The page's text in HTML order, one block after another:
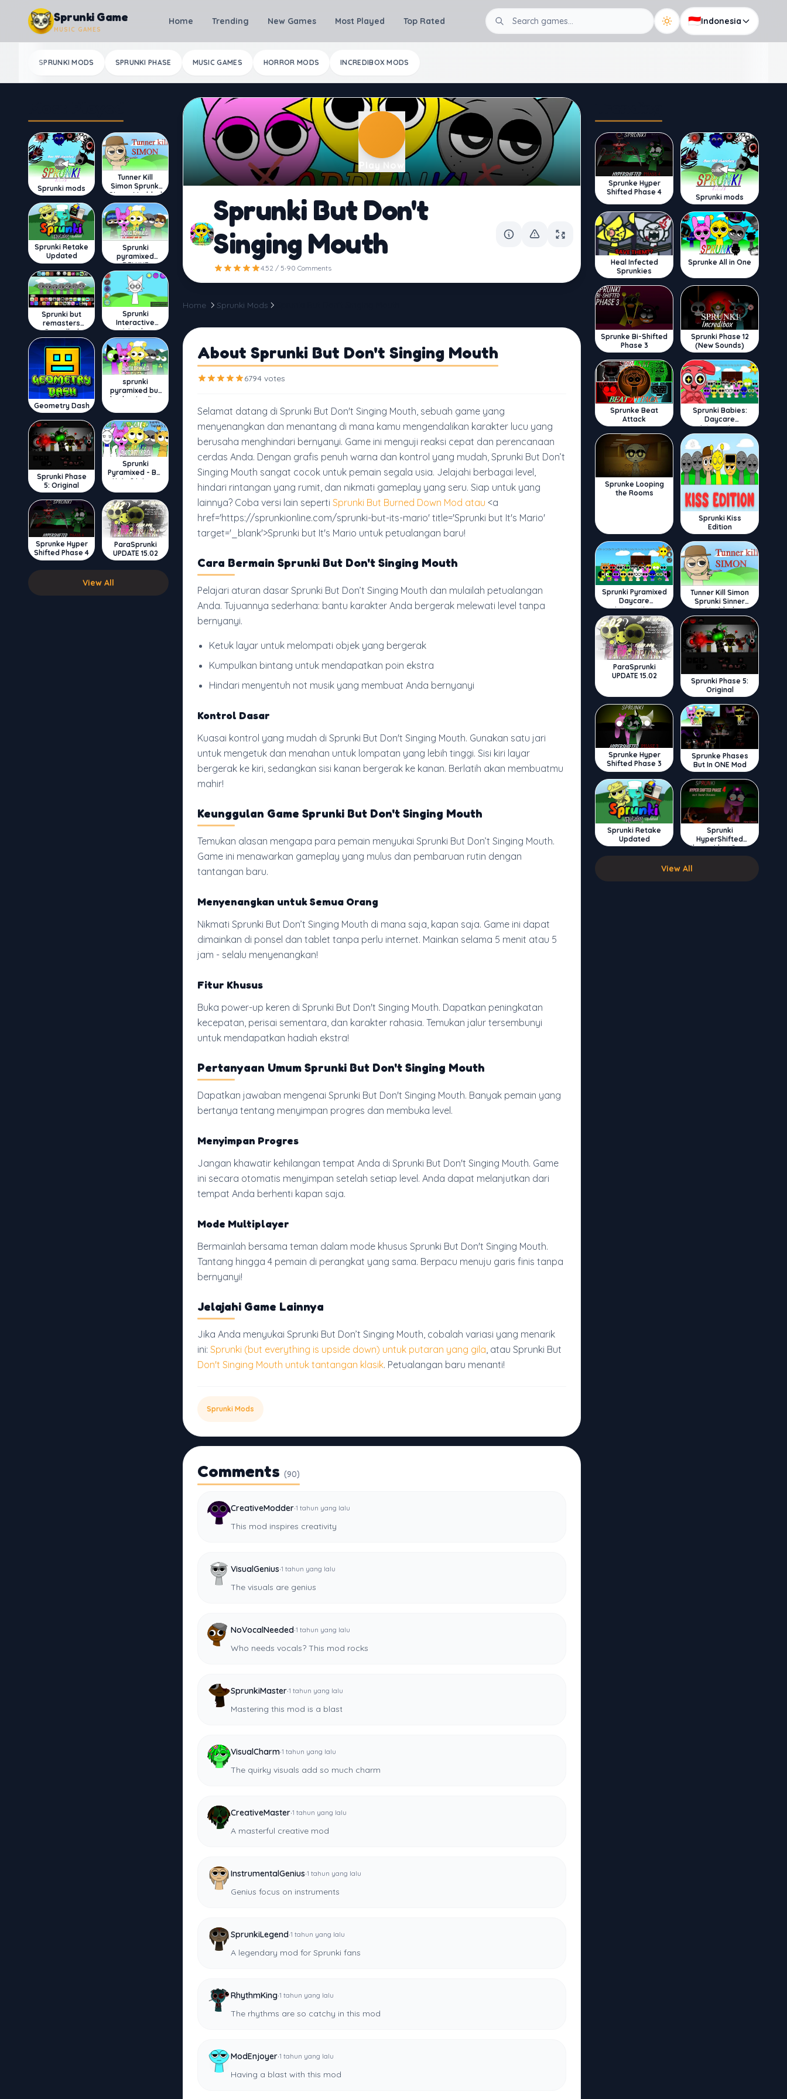
Skip to content
Sprunki Game
MUSIC GAMES
Home Trending New Games Most Played Top Rated 🇮🇩Indonesia
SPRUNKI MODS SPRUNKI PHASE MUSIC GAMES HORROR MODS INCREDIBOX MODS
Sprunki mods
Tunner Kill
Simon Sprunki
Sinner Modded
Sprunki Retake
Updated
Sprunki
pyramixed
DELUXE
Sprunki but
remasters
Cancelled
Sprunki
Interactive
Wenda
Geometry Dash
sprunki
pyramixed but
broker is alive
Sprunki Phase
5: Original
Sprunki
Pyramixed - But
Upin & Ipin oc
Sprunke Hyper
Shifted Phase 4
ParaSprunki
UPDATE 15.02
View All
Play Now
Sprunki But Don't
Singing Mouth
4.52 / 5·90 Comments
Home Sprunki Mods
About Sprunki But Don't Singing Mouth
6794 votes
Selamat datang di Sprunki But Don't Singing Mouth, sebuah game yang
menyenangkan dan menantang di mana kamu mengendalikan karakter lucu yang
berusaha menghindari bernyanyi. Game ini menguji reaksi cepat dan perencanaan
cerdas Anda. Dengan grafis penuh warna dan kontrol yang mudah, Sprunki But Don’t
Singing Mouth sangat cocok untuk pemain segala usia. Jelajahi berbagai level,
hindari rintangan yang rumit, dan nikmati gameplay yang seru. Siap untuk yang
lainnya? Coba versi lain seperti Sprunki But Burned Down Mod atau <a
href='https://sprunkionline.com/sprunki-but-its-mario' title='Sprunki but It's Mario'
target='_blank'>Sprunki but It's Mario untuk petualangan baru!
Cara Bermain Sprunki But Don't Singing Mouth
Pelajari aturan dasar Sprunki But Don’t Singing Mouth dan mulailah petualangan
Anda. Tujuannya sederhana: bantu karakter Anda bergerak melewati level tanpa
bernyanyi.
Ketuk layar untuk melompati objek yang bergerak
Kumpulkan bintang untuk mendapatkan poin ekstra
Hindari menyentuh not musik yang membuat Anda bernyanyi
Kontrol Dasar
Kuasai kontrol yang mudah di Sprunki But Don't Singing Mouth. Gunakan satu jari
untuk mengetuk dan menahan untuk lompatan yang lebih tinggi. Sisi kiri layar
bergerak ke kiri, sedangkan sisi kanan bergerak ke kanan. Berlatih akan membuatmu
mahir!
Keunggulan Game Sprunki But Don't Singing Mouth
Temukan alasan mengapa para pemain menyukai Sprunki But Don’t Singing Mouth.
Game ini menawarkan gameplay yang mulus dan pembaruan rutin dengan
tantangan baru.
Menyenangkan untuk Semua Orang
Nikmati Sprunki But Don’t Singing Mouth di mana saja, kapan saja. Game ini dapat
dimainkan di ponsel dan tablet tanpa perlu internet. Mainkan selama 5 menit atau 5
jam - selalu menyenangkan!
Fitur Khusus
Buka power-up keren di Sprunki But Don't Singing Mouth. Dapatkan peningkatan
kecepatan, perisai sementara, dan karakter rahasia. Temukan jalur tersembunyi
untuk mendapatkan hadiah ekstra!
Pertanyaan Umum Sprunki But Don't Singing Mouth
Dapatkan jawaban mengenai Sprunki But Don't Singing Mouth. Banyak pemain yang
bertanya tentang menyimpan progres dan membuka level.
Menyimpan Progres
Jangan khawatir kehilangan tempat Anda di Sprunki But Don't Singing Mouth. Game
ini secara otomatis menyimpan setelah setiap level. Anda dapat melanjutkan dari
tempat Anda berhenti kapan saja.
Mode Multiplayer
Bermainlah bersama teman dalam mode khusus Sprunki But Don't Singing Mouth.
Tantang hingga 4 pemain di perangkat yang sama. Berpacu menuju garis finis tanpa
bernyanyi!
Jelajahi Game Lainnya
Jika Anda menyukai Sprunki But Don’t Singing Mouth, cobalah variasi yang menarik
ini: Sprunki (but everything is upside down) untuk putaran yang gila, atau Sprunki But
Don't Singing Mouth untuk tantangan klasik. Petualangan baru menanti!
Sprunki Mods
Comments (90)
CreativeModder·1 tahun yang lalu
This mod inspires creativity
VisualGenius·1 tahun yang lalu
The visuals are genius
NoVocalNeeded·1 tahun yang lalu
Who needs vocals? This mod rocks
SprunkiMaster·1 tahun yang lalu
Mastering this mod is a blast
VisualCharm·1 tahun yang lalu
The quirky visuals add so much charm
CreativeMaster·1 tahun yang lalu
A masterful creative mod
InstrumentalGenius·1 tahun yang lalu
Genius focus on instruments
SprunkiLegend·1 tahun yang lalu
A legendary mod for Sprunki fans
RhythmKing·1 tahun yang lalu
The rhythms are so catchy in this mod
ModEnjoyer·1 tahun yang lalu
Having a blast with this mod
Sprunke Hyper
Shifted Phase 4
Sprunki mods
Heal Infected
Sprunkies
Sprunke All in One
Sprunke Bi-Shifted
Phase 3
Sprunki Phase 12
(New Sounds)
Sprunke Beat
Attack
Sprunki Babies:
Daycare
Interactive
Sprunke Looping
the Rooms
Sprunki Kiss
Edition
Sprunki Pyramixed
Daycare
Interactive
Tunner Kill Simon
Sprunki Sinner
Modded
ParaSprunki
UPDATE 15.02
Sprunki Phase 5:
Original
Sprunke Hyper
Shifted Phase 3
Sprunke Phases
But In ONE Mod
Sprunki Retake
Updated
Sprunki
HyperShifted
Phase 4 but Swap
Double
View All